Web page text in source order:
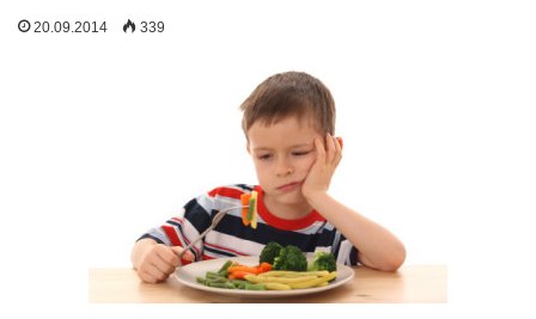
20.09.2014 339